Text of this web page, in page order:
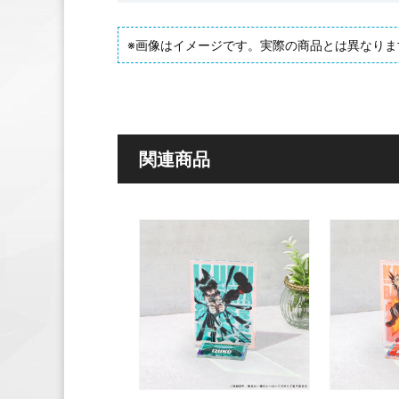
※画像はイメージです。実際の商品とは異なり
関連商品